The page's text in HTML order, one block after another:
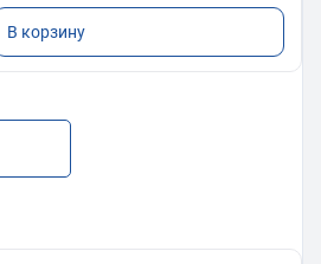
В корзину